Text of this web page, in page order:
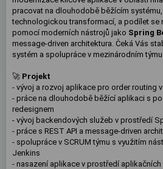
pracovat na dlouhodobě běžícím
technologickou transformací, a podílet se
pomocí moderních nástrojů jako Spring
message-driven architektura. Čeká Vás
systém a spolupráce v mezinárodním týmu.
🚀 Projekt
- vývoj a rozvoj aplikace pro order routing
- práce na dlouhodobě běžící aplikaci s
redesignem
- vývoj backendových služeb v prostředí
- práce s REST API a message-driven
- spolupráce v SCRUM týmu s využitím
Jenkins
- nasazení aplikace v prostředí